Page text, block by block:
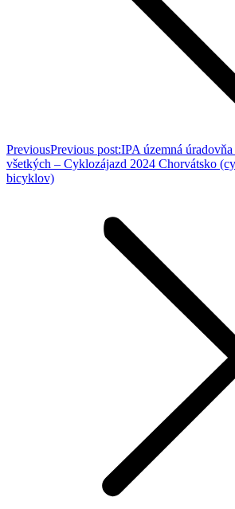
PreviousPrevious post:IPA územná
všetkých – Cyklozájazd 2024 Chorvátsko
bicyklov)